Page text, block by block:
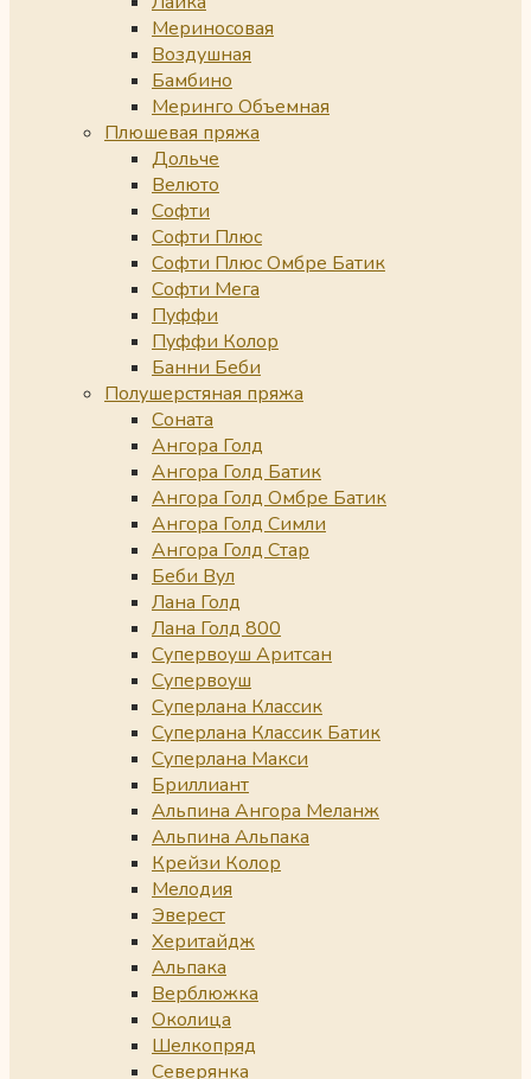
Мериносовая
Воздушная
Бамбино
Меринго Объемная
Плюшевая пряжа
Дольче
Велюто
Софти
Софти Плюс
Софти Плюс Омбре Батик
Софти Мега
Пуффи
Пуффи Колор
Банни Беби
Полушерстяная пряжа
Соната
Ангора Голд
Ангора Голд Батик
Ангора Голд Омбре Батик
Ангора Голд Симли
Ангора Голд Стар
Беби Вул
Лана Голд
Лана Голд 800
Супервоуш Аритсан
Супервоуш
Суперлана Классик
Суперлана Классик Батик
Суперлана Макси
Бриллиант
Альпина Ангора Меланж
Альпина Альпака
Крейзи Колор
Мелодия
Эверест
Херитайдж
Альпака
Верблюжка
Околица
Шелкопряд
Северянка